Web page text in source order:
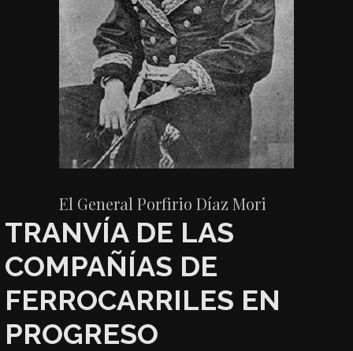
El General Porfirio Díaz Mori
TRANVÍA DE LAS
COMPAÑÍAS DE
FERROCARRILES EN
PROGRESO